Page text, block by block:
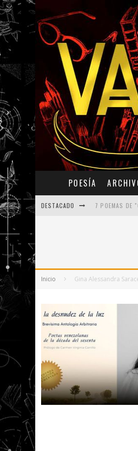
POESÍA
DESTACADO
SOBRE
Inicio Gina Alessandra